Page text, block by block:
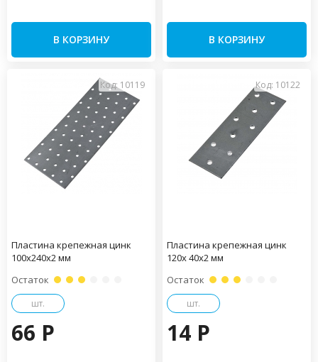
В КОРЗИНУ В КОРЗИНУ
Код: 10119
Пластина крепежная цинк
100х240х2 мм
Остаток
шт.
66 P
Код: 10122
Пластина крепежная цинк
120х 40х2 мм
Остаток
шт.
14 P